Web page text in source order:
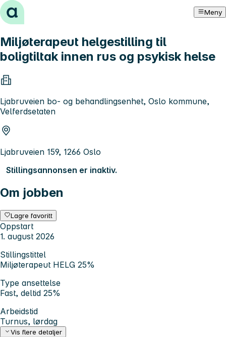
Hopp til innhold Meny
Miljøterapeut helgestilling til
boligtiltak innen rus og psykisk helse
Ljabruveien bo- og behandlingsenhet, Oslo kommune,
Velferdsetaten
Ljabruveien 159, 1266 Oslo
Stillingsannonsen er inaktiv.
Om jobben
Lagre favoritt
Oppstart
1. august 2026
Stillingstittel
Miljøterapeut HELG 25%
Type ansettelse
Fast, deltid 25%
Arbeidstid
Turnus, lørdag
Vis flere detaljer